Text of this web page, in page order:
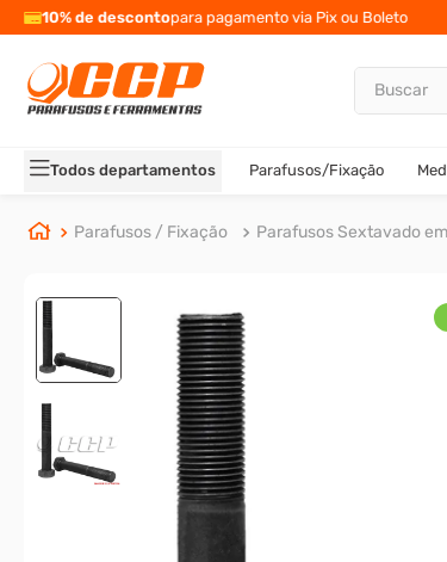
10% de descontopara pagamento via Pix ou Boleto
Buscar
Todos departamentos Parafusos/Fixação
Parafusos / Fixação Parafusos Sextavado
TERMOS MAIS BUSCADOS
2º
porca
3º
arruela
º
cupilha
parafuso allen 5
º
sextavado
rodizio
parafuso allen cabeça